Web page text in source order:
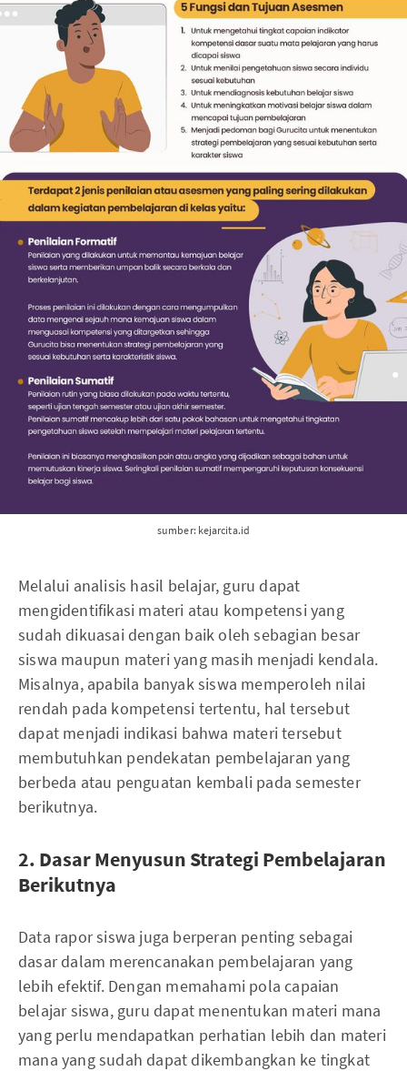
sumber: kejarcita.id
Melalui analisis hasil belajar, guru dapat
mengidentifikasi materi atau kompetensi yang
sudah dikuasai dengan baik oleh sebagian besar
siswa maupun materi yang masih menjadi kendala.
Misalnya, apabila banyak siswa memperoleh nilai
rendah pada kompetensi tertentu, hal tersebut
dapat menjadi indikasi bahwa materi tersebut
membutuhkan pendekatan pembelajaran yang
berbeda atau penguatan kembali pada semester
berikutnya.
2. Dasar Menyusun Strategi Pembelajaran
Berikutnya
Data rapor siswa juga berperan penting sebagai
dasar dalam merencanakan pembelajaran yang
lebih efektif. Dengan memahami pola capaian
belajar siswa, guru dapat menentukan materi mana
yang perlu mendapatkan perhatian lebih dan materi
mana yang sudah dapat dikembangkan ke tingkat